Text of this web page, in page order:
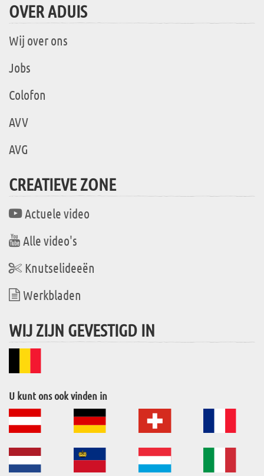
OVER ADUIS
Wij over ons
Jobs
Colofon
AVV
AVG
CREATIEVE ZONE
Actuele video
Alle video's
Knutselideeën
Werkbladen
WIJ ZIJN GEVESTIGD IN
U kunt ons ook vinden in